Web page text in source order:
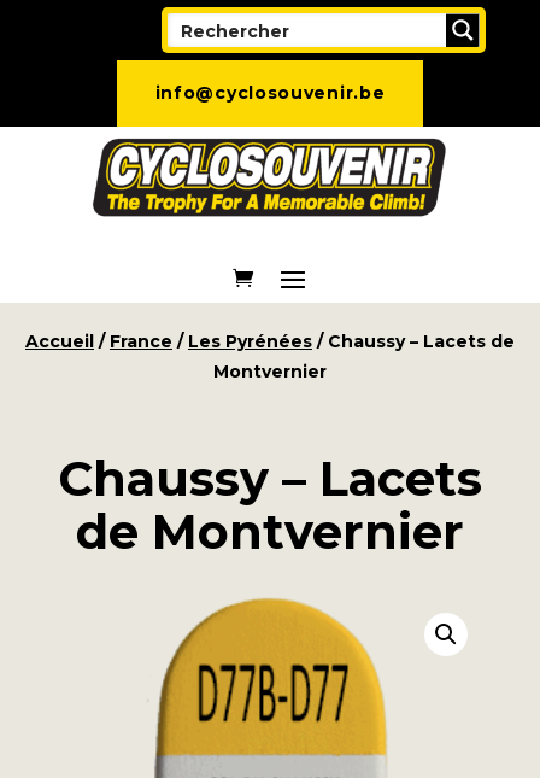
info@cyclosouvenir.be
Accueil/ France / Les Pyrénées/ Chaussy – Lacets de
Montvernier
Chaussy – Lacets
de Montvernier